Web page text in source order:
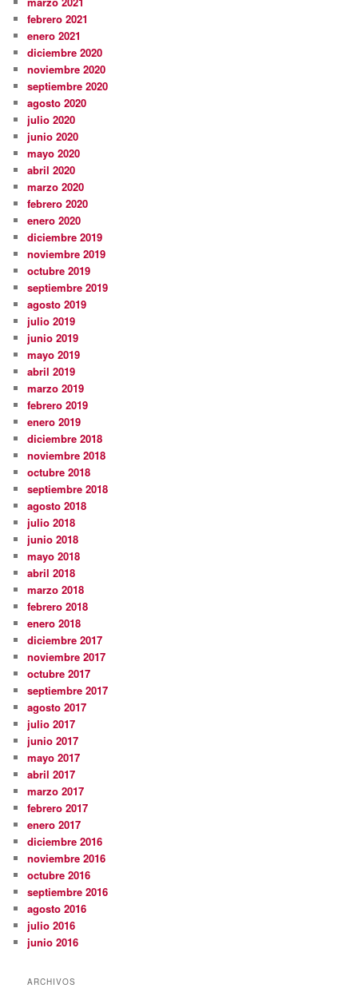
febrero 2021
enero 2021
diciembre 2020
noviembre 2020
septiembre 2020
agosto 2020
julio 2020
junio 2020
mayo 2020
abril 2020
marzo 2020
febrero 2020
enero 2020
diciembre 2019
noviembre 2019
octubre 2019
septiembre 2019
agosto 2019
julio 2019
junio 2019
mayo 2019
abril 2019
marzo 2019
febrero 2019
enero 2019
diciembre 2018
noviembre 2018
octubre 2018
septiembre 2018
agosto 2018
julio 2018
junio 2018
mayo 2018
abril 2018
marzo 2018
febrero 2018
enero 2018
diciembre 2017
noviembre 2017
octubre 2017
septiembre 2017
agosto 2017
julio 2017
junio 2017
mayo 2017
abril 2017
marzo 2017
febrero 2017
enero 2017
diciembre 2016
noviembre 2016
octubre 2016
septiembre 2016
agosto 2016
julio 2016
junio 2016
ARCHIVOS